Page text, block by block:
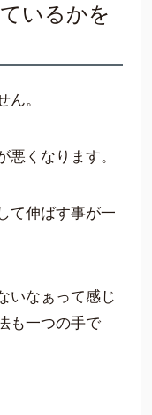
いるかを
ん。
悪くなります。
て伸ばす事が一
いなぁって感じ
も一つの手で